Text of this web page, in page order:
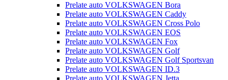
Prelate auto VOLKSWAGEN Bora
Prelate auto VOLKSWAGEN Caddy
Prelate auto VOLKSWAGEN Cross Polo
Prelate auto VOLKSWAGEN EOS
Prelate auto VOLKSWAGEN Fox
Prelate auto VOLKSWAGEN Golf
Prelate auto VOLKSWAGEN Golf Sportsvan
Prelate auto VOLKSWAGEN ID.3
Prelate auto VOLKSWAGEN Jetta